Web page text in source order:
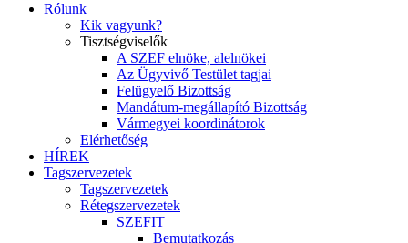
Rólunk
Kik vagyunk?
Tisztségviselők
A SZEF elnöke, alelnökei
Az Ügyvivő Testület tagjai
Felügyelő Bizottság
Mandátum-megállapító Bizottság
Vármegyei koordinátorok
Elérhetőség
HÍREK
Tagszervezetek
Tagszervezetek
Rétegszervezetek
SZEFIT
Bemutatkozás